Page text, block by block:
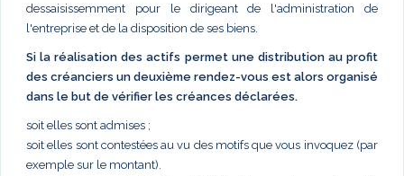
dessaisissemment pour le dirigeant de l'administration de
l'entreprise et de la disposition de ses biens.
Si la réalisation des actifs permet une distribution au profit
des créanciers un deuxième rendez-vous est alors organisé
dans le but de vérifier les créances déclarées.
soit elles sont admises ;
soit elles sont contestées au vu des motifs que vous invoquez (par
exemple sur le montant).